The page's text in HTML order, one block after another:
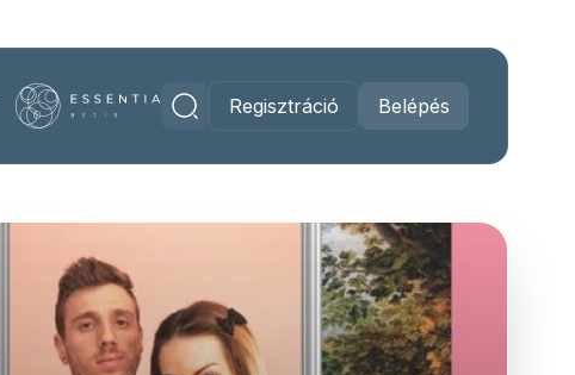
Regisztráció Belépés